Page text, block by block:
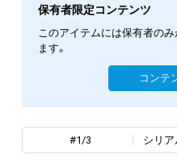
保有者限定コンテンツ
このアイテムには保有者の
ます。
コンテ
#1/3 シリ